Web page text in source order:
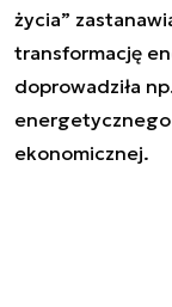
życia”
transformację
doprowadziła
ekonomicznej.